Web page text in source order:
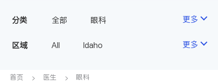
房地产租售
教育
分类 全部 眼科 更多
区域 All Idaho 更多
首页 医生 眼科